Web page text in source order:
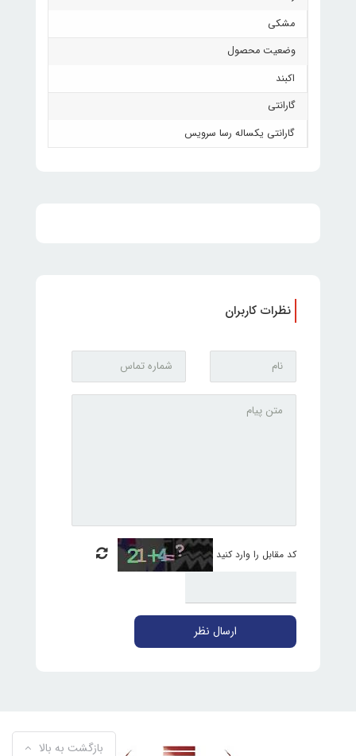
مشکی
وضعیت محصول
اکبند
گارانتی
گارانتی یکساله رسا سرویس
نظرات کاربران
کد مقابل را وارد کنید
ارسال نظر
بازگشت به بالا